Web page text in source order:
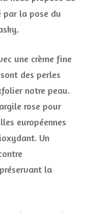
par la pose du
une crème fine
des perles
notre peau.
rose pour
européennes
Un
la